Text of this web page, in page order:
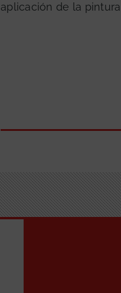
aplicación de la